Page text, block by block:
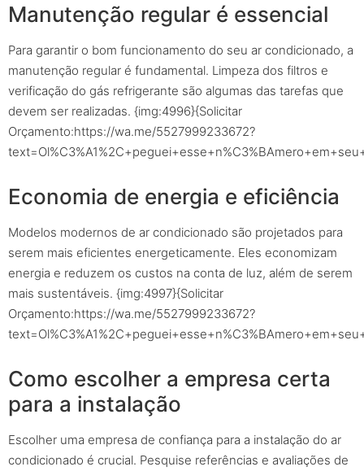
Manutenção regular é essencial
Para garantir o bom funcionamento do seu ar condicionado, a
manutenção regular é fundamental. Limpeza dos filtros e
verificação do gás refrigerante são algumas das tarefas que
devem ser realizadas. {img:4996}{Solicitar
Orçamento:https://wa.me/5527999233672?
Economia de energia e eficiência
Modelos modernos de ar condicionado são projetados para
serem mais eficientes energeticamente. Eles economizam
energia e reduzem os custos na conta de luz, além de serem
mais sustentáveis. {img:4997}{Solicitar
Orçamento:https://wa.me/5527999233672?
Como escolher a empresa certa
para a instalação
Escolher uma empresa de confiança para a instalação do ar
condicionado é crucial. Pesquise referências e avaliações de